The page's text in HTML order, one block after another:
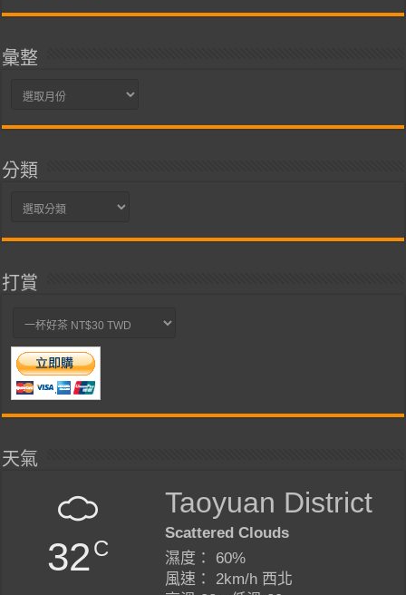
彙整
彙
分類
分
打賞
天氣
32C
Taoyuan District
Scattered Clouds
濕度： 60%
風速： 2km/h 西北